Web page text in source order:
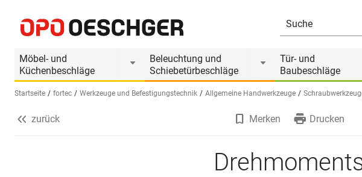
Möbel- und
Küchenbeschläge
Beleuchtung und
Schiebetürbeschläge
Tür- und
Baubeschläge
Sprache wählen (DE)
Startseite fortec Werkzeuge und Befestigungstechnik Allgemeine Handwerkzeuge
Produktinformationen
zurück Merken Drucken